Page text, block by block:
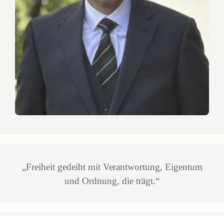
„Freiheit gedeiht mit Verantwortung, Eigentum
und Ordnung, die trägt.“